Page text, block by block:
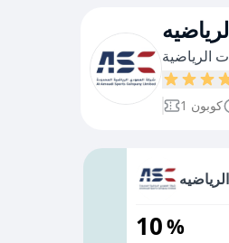
الرياضية
1 كوبون
10%